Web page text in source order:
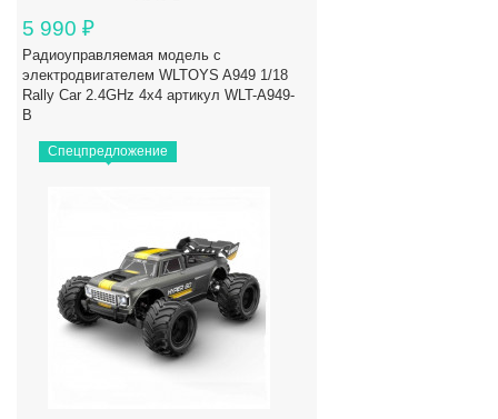
5 990 ₽
Радиоуправляемая модель с
электродвигателем WLTOYS A949 1/18
Rally Car 2.4GHz 4x4 артикул WLT-A949-
B
Спецпредложение